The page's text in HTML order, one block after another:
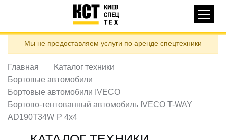
содержанию
навигация
КАТАЛОГ ТЕХНИКИ
ДОСТАВКА И ОПЛАТА
О НАС
ОТЗЫВЫ
КОНТАКТЫ
Мы не предоставляем услуги по аренде спецтехники
Главная
Каталог техники
Бортовые автомобили
Бортовые автомобили IVECO
Бортово-тентованный автомобиль IVECO T-WAY
AD190T34W Р 4х4